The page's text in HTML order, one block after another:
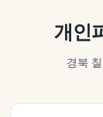
개인
경북